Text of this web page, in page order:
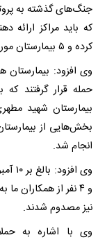
جنگ‌های گذشته به
که باید مراکز
کرده و ۵ بیمارستان مورد حمله قرار گرفت که دو مورد شب گذشته بود.
وی افزود:
حمله قرار گرفتند
بیمارستان شهید
بخش‌هایی از
انجام شد.
و ۴ نفر از همکاران
نیز مصدوم شدند.
وی با اشاره به